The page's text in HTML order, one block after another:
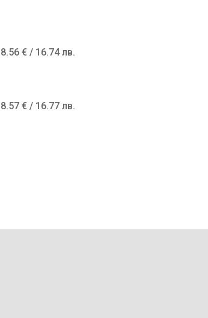
8.56€ / 16.74 лв.
8.57€ / 16.77 лв.